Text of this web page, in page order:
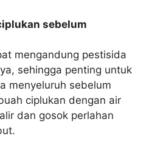
sebelum
mengandung pestisida
sehingga penting untuk
menyeluruh sebelum
ciplukan dengan air
dan gosok perlahan